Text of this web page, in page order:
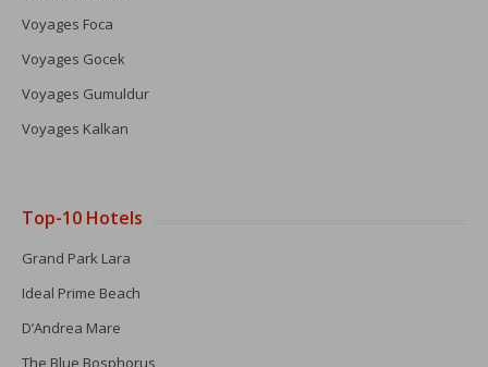
Voyages Foca
Voyages Gocek
Voyages Gumuldur
Voyages Kalkan
Top-10 Hotels
Grand Park Lara
Ideal Prime Beach
D’Andrea Mare
The Blue Bosphorus